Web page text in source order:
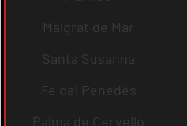
Malgrat de Mar
Santa Susanna
Fe del Penedès
Palma de Cervelló